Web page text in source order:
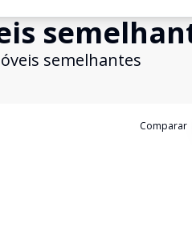
semelhantes
Comparar